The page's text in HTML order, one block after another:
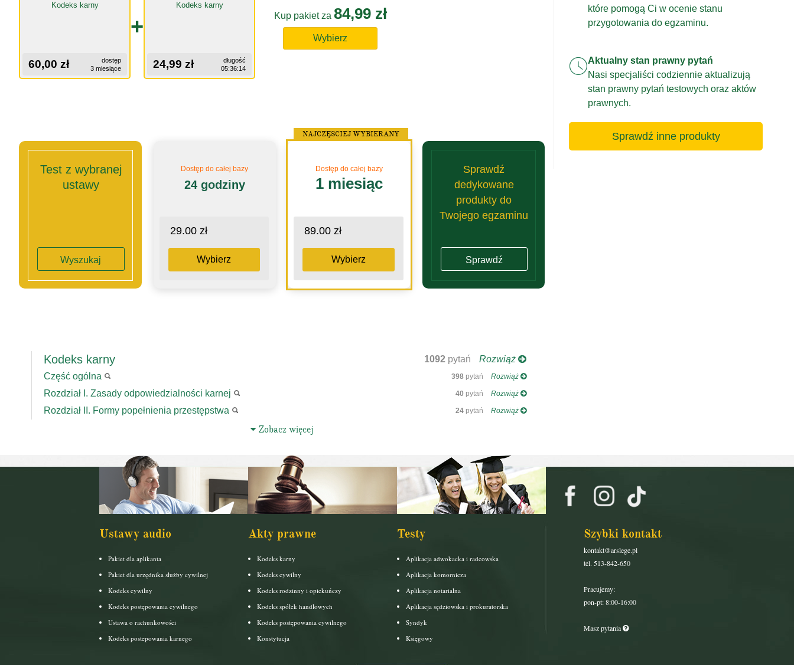
Kodeks karny
60,00 zł
dostęp
3 miesiące
+
Kodeks karny
24,99 zł
długość
05:36:14
Kup pakiet za 84,99 zł
Wybierz
Test z wybranej
ustawy
Wyszukaj
Dostęp do całej bazy
24 godziny
29.00 zł
Wybierz
Dostęp do całej bazy
1 miesiąc
89.00 zł
Wybierz
NAJCZĘSCIEJ WYBIERANY
Sprawdź
dedykowane
produkty do
Twojego egzaminu
Sprawdź
które pomogą Ci w ocenie stanu
przygotowania do egzaminu.
Aktualny stan prawny pytań
Nasi specjaliści codziennie aktualizują
stan prawny pytań testowych oraz aktów
prawnych.
Sprawdź inne produkty
Kodeks karny 1092 pytań
Rozwiąż
Część ogólna
398 pytań Rozwiąż
Rozdział I. Zasady odpowiedzialności karnej 40 pytań Rozwiąż
Rozdział II. Formy popełnienia przestępstwa 24 pytań Rozwiąż
Zobacz więcej
Ustawy audio
Pakiet dla aplikanta
Pakiet dla urzędnika służby cywilnej
Kodeks cywilny
Kodeks postępowania cywilnego
Ustawa o rachunkowości
Kodeks postepowania karnego
Akty prawne
Kodeks karny
Kodeks cywilny
Kodeks rodzinny i opiekuńczy
Kodeks spółek handlowych
Kodeks postępowania cywilnego
Konstytucja
Testy
Aplikacja adwokacka i radcowska
Aplikacja komornicza
Aplikacja notarialna
Aplikacja sędziowska i prokuratorska
Syndyk
Księgowy
Szybki kontakt
kontakt@arslege.pl
tel. 513-842-650
Pracujemy:
pon-pt: 8:00-16:00
Masz pytania